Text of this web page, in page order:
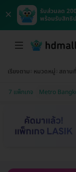
×
รับส่วนลด
พร้อมรับสิทธิ
เรียงตาม หมวดหมู่ สถาน
7 แพ็กเกจ Metro